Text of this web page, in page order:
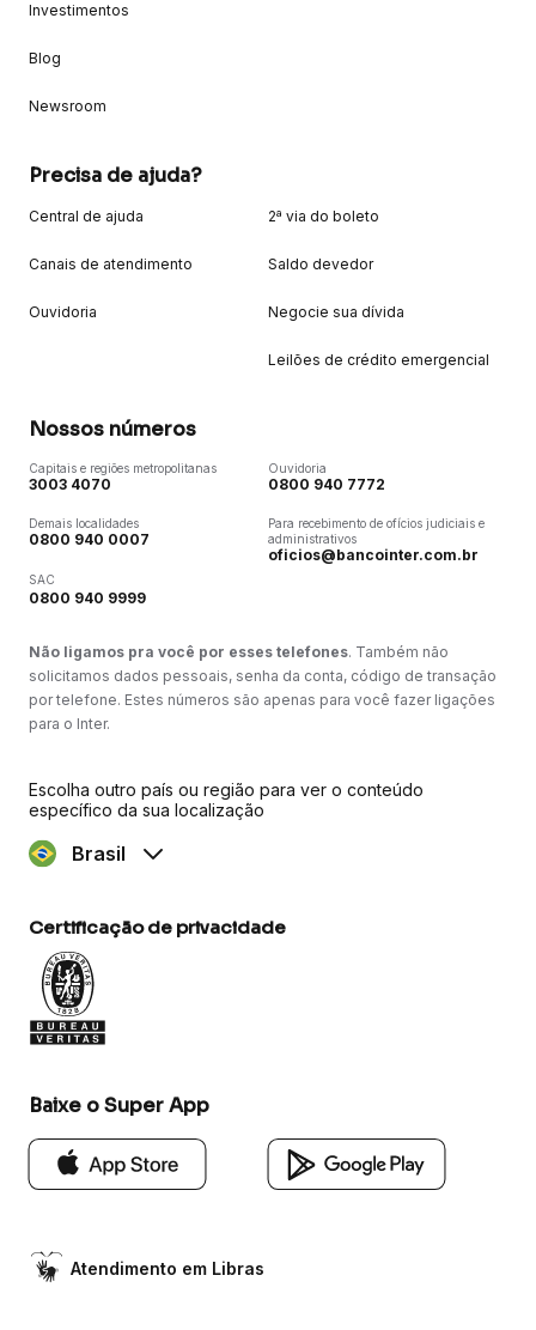
Investimentos
Blog
Newsroom
Precisa de ajuda?
Central de ajuda
Canais de atendimento
Ouvidoria
2ª via do boleto
Saldo devedor
Negocie sua dívida
Leilões de crédito emergencial
Nossos números
Capitais e regiões metropolitanas
3003 4070
Demais localidades
0800 940 0007
SAC
0800 940 9999
Ouvidoria
0800 940 7772
Para recebimento de ofícios judiciais e
administrativos
oficios@bancointer.com.br
Não ligamos pra você por esses telefones. Também não
solicitamos dados pessoais, senha da conta, código de transação
por telefone. Estes números são apenas para você fazer ligações
para o Inter.
Escolha outro país ou região para ver o conteúdo
específico da sua localização
Brasil
Certificação de privacidade
Baixe o Super App
Atendimento em Libras